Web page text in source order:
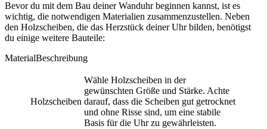
Bevor du mit dem Bau deiner Wanduhr beginnen kannst, ist es
wichtig, die notwendigen Materialien zusammenzustellen. Neben
den Holzscheiben, die das Herzstück deiner Uhr bilden, benötigst
du einige weitere Bauteile:
MaterialBeschreibung
Holzscheiben
Wähle Holzscheiben in der
gewünschten Größe und Stärke. Achte
darauf, dass die Scheiben gut getrocknet
und ohne Risse sind, um eine stabile
Basis für die Uhr zu gewährleisten.